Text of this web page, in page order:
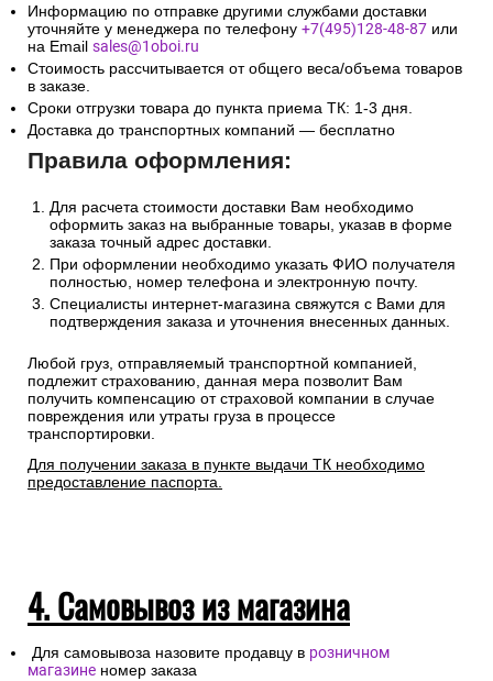
Информацию по отправке другими службами доставки
уточняйте у менеджера по телефону +7(495)128-48-87 или
на Email sales@1oboi.ru
Стоимость рассчитывается от общего веса/объема товаров
в заказе.
Сроки отгрузки товара до пункта приема ТК: 1-3 дня.
Доставка до транспортных компаний — бесплатно
Правила оформления:
Для расчета стоимости доставки Вам необходимо
оформить заказ на выбранные товары, указав в форме
заказа точный адрес доставки.
При оформлении необходимо указать ФИО получателя
полностью, номер телефона и электронную почту.
Специалисты интернет-магазина свяжутся с Вами для
подтверждения заказа и уточнения внесенных данных.
Любой груз, отправляемый транспортной компанией,
подлежит страхованию, данная мера позволит Вам
получить компенсацию от страховой компании в случае
повреждения или утраты груза в процессе
транспортировки.
Для получении заказа в пункте выдачи ТК необходимо
предоставление паспорта.
4. Самовывоз из магазина
Для самовывоза назовите продавцу в розничном
магазине номер заказа